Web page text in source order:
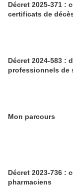
Décret 2025-371 :
certificats de
Décret 2024-583 :
professionnels de
Mon parcours
Décret 2023-736 :
pharmaciens